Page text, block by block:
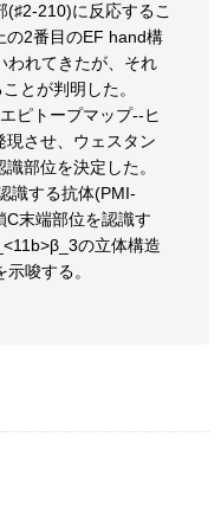
210)に反応するこ
の2番目のEF hand構
われてきたが、それ
とが判明した。
ピトープマップ--ヒ
現させ、ウェスタン
部位を決定した。
識する抗体(PMI-
末端部位を認識す
の立体構造
唆する。